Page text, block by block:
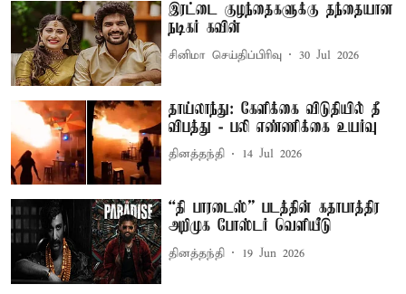
இரட்டை குழந்தைகளுக்கு தந்தையான
நடிகர் கவின்
சினிமா செய்திப்பிரிவு 30 Jul 2026
தாய்லாந்து: கேளிக்கை விடுதியில் தீ
விபத்து - பலி எண்ணிக்கை உயர்வு
தினத்தந்தி 14 Jul 2026
“தி பாரடைஸ்” படத்தின் கதாபாத்திர
அறிமுக போஸ்டர் வெளியீடு
தினத்தந்தி 19 Jun 2026